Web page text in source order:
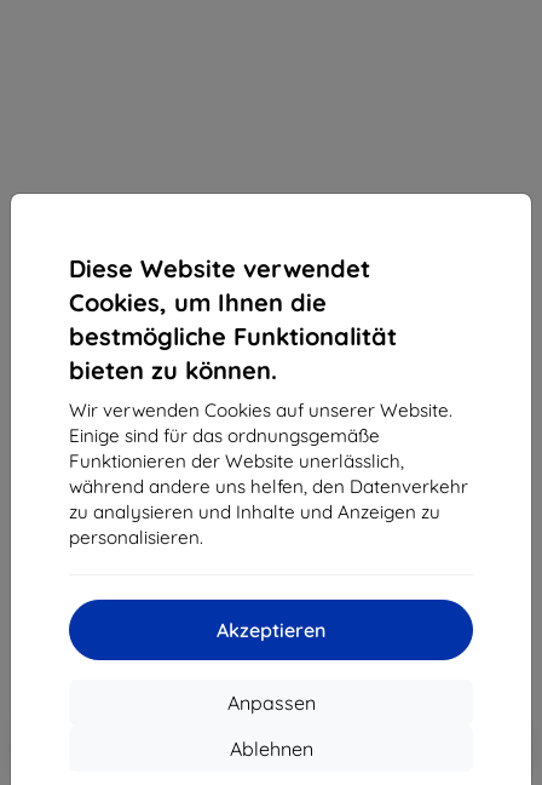
Diese Website verwendet
Cookies, um Ihnen die
bestmögliche Funktionalität
bieten zu können.
Wir verwenden Cookies auf unserer Website.
Einige sind für das ordnungsgemäße
Funktionieren der Website unerlässlich,
während andere uns helfen, den Datenverkehr
zu analysieren und Inhalte und Anzeigen zu
personalisieren.
Akzeptieren
Anpassen
Ablehnen
Hülle Huawei TPU Case P40 Lite transparent
51993984 (51993984)
Geeignet für: Huawei P40 Lite
12,90 €
11,61 €